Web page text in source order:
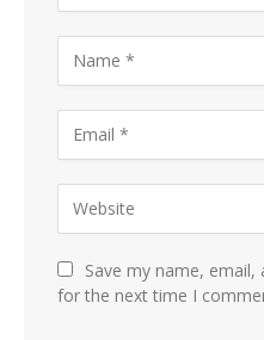
Save my name,
for the next time I